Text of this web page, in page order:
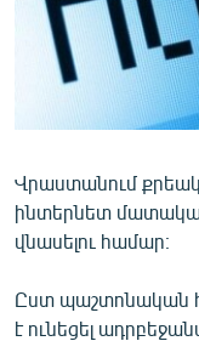
ՏՏ ԵՒ ԻՆՏԵՐՆԵՏ
ԿՈՐՈՆԱՎԻՐՈՒՍ
ՏԵՍԱՆՅՈՒԹԵՐ
ԲԱՆԱՎԵՃ
ՓՈԴՔԱՍԹ
Վրաստանում
ինտերնետ
վնասելու համար։
Ըստ պաշտոնական
է ունեցել